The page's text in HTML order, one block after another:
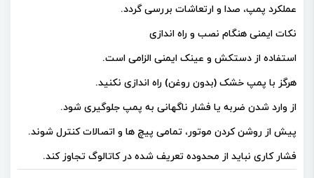
عملکرد پمپ، صدا و ارتعاشات بررسی گردد.
نکات ایمنی هنگام نصب و راه‌ اندازی
استفاده از دستکش و عینک ایمنی الزامی است.
هرگز با پمپ خشک (بدون روغن) را‌ه‌ اندازی نکنید.
از وارد شدن ضربه یا فشار ناگهانی به پمپ جلوگیری شود.
پیش از روشن کردن موتور، تمامی پیچ‌ ها و اتصالات کنترل شوند.
فشار کاری نباید از محدوده تعریف‌ شده در کاتالوگ تجاوز کند.